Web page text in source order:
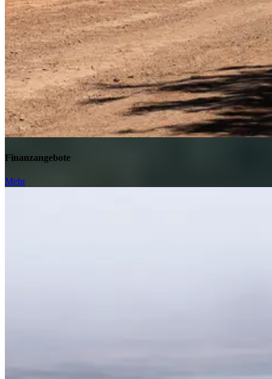
Finanzangebote
Mehr